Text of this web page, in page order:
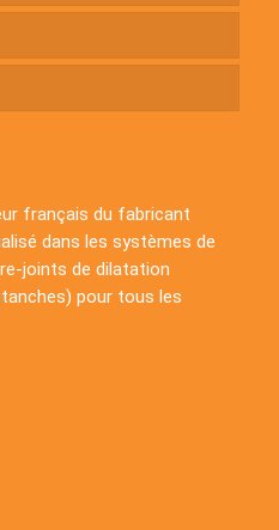
français du fabricant
dans les systèmes de
joints de dilatation
pour tous les